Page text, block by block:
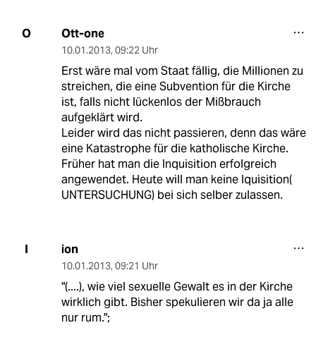
O Ott-one
10.01.2013, 09:22 Uhr
Erst wäre mal vom Staat fällig, die Millionen zu
streichen, die eine Subvention für die Kirche
ist, falls nicht lückenlos der Mißbrauch
aufgeklärt wird.
Leider wird das nicht passieren, denn das wäre
eine Katastrophe für die katholische Kirche.
Früher hat man die Inquisition erfolgreich
angewendet. Heute will man keine Iquisition(
UNTERSUCHUNG) bei sich selber zulassen.
I ion
10.01.2013, 09:21 Uhr
"(....), wie viel sexuelle Gewalt es in der Kirche
wirklich gibt. Bisher spekulieren wir da ja alle
nur rum.";